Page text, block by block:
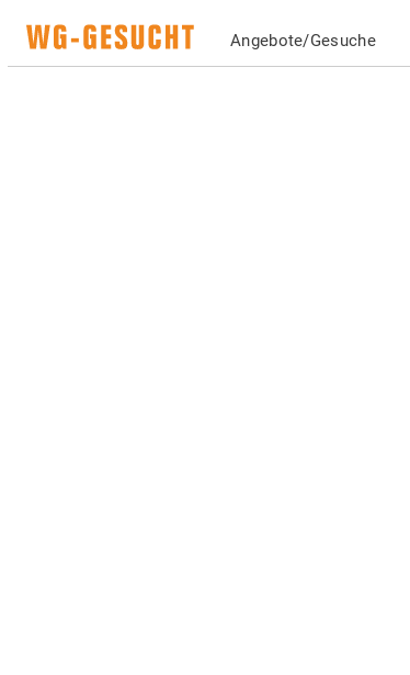
Angebote/Gesuche